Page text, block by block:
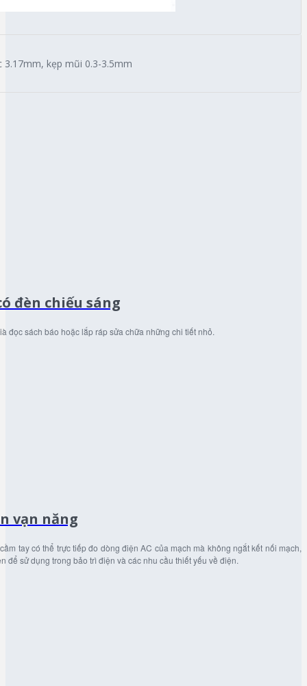
kẹp mũi 0.3-3.5mm
đèn chiếu sáng
đọc sách báo hoặc lắp ráp sửa chữa những chi tiết nhỏ.
vạn năng
tay có thể trực tiếp đo dòng điện AC của mạch mà không ngắt kết nối mạch,
sử dụng trong bảo trì điện và các nhu cầu thiết yếu về điện.